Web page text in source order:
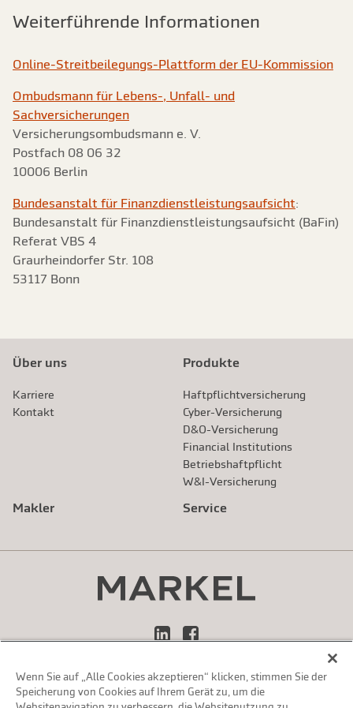
Weiterführende Informationen
Online-Streitbeilegungs-Plattform der EU-Kommission
Ombudsmann für Lebens-, Unfall- und
Sachversicherungen
Versicherungsombudsmann e. V.
Postfach 08 06 32
10006 Berlin
Bundesanstalt für Finanzdienstleistungsaufsicht:
Bundesanstalt für Finanzdienstleistungsaufsicht (BaFin)
Referat VBS 4
Graurheindorfer Str. 108
53117 Bonn
Über uns
Karriere
Kontakt
Produkte
Haftpflichtversicherung
Cyber-Versicherung
D&O-Versicherung
Financial Institutions
Betriebshaftpflicht
W&I-Versicherung
Makler Service
LinkedInFacebook
Impressum
Datenschutzerklärung
Wenn Sie auf „Alle Cookies akzeptieren“ klicken, stimmen Sie der
Speicherung von Cookies auf Ihrem Gerät zu, um die